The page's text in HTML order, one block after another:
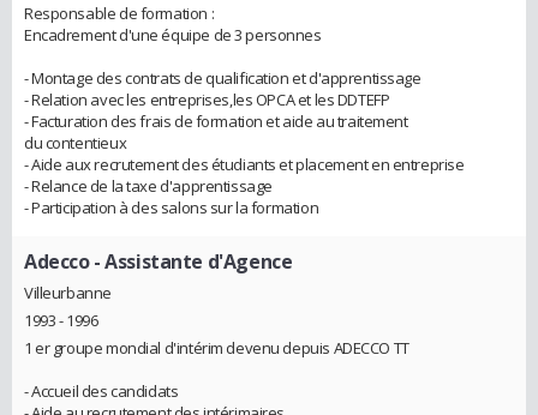
Responsable de formation :
Encadrement d'une équipe de 3 personnes
- Montage des contrats de qualification et d'apprentissage
- Relation avec les entreprises,les OPCA et les DDTEFP
- Facturation des frais de formation et aide au traitement
du contentieux
- Aide aux recrutement des étudiants et placement en entreprise
- Relance de la taxe d'apprentissage
- Participation à des salons sur la formation
Adecco- Assistante d'Agence
Villeurbanne
1993 - 1996
1 er groupe mondial d'intérim devenu depuis ADECCO TT
- Accueil des candidats